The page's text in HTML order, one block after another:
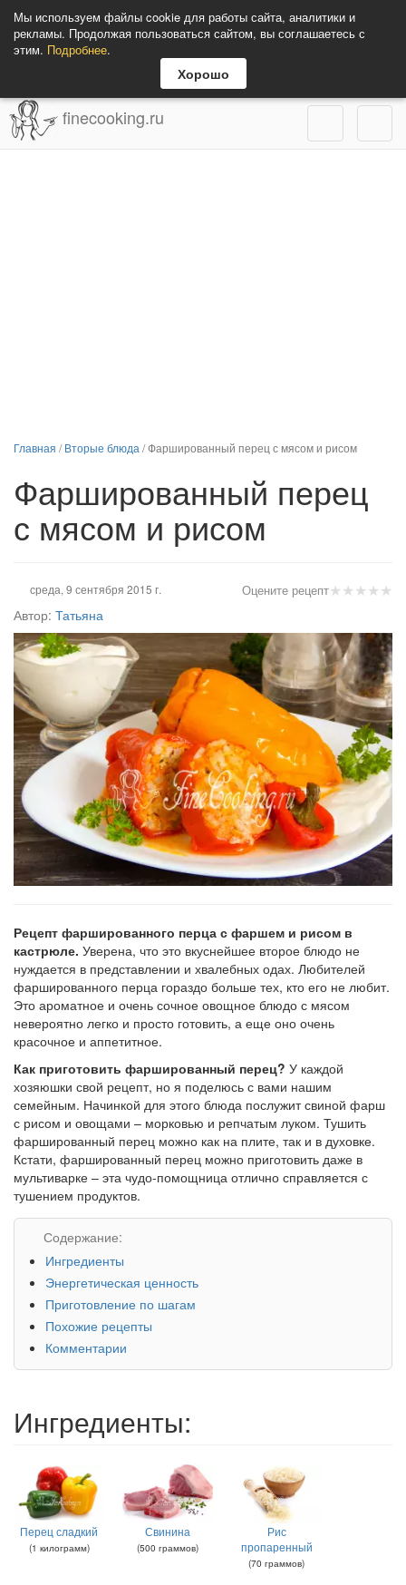
Мы используем файлы cookie для работы сайта, аналитики и
рекламы. Продолжая пользоваться сайтом, вы соглашаетесь с
этим. Подробнее.
Хорошо
finecooking.ru
Главная /Вторые блюда /Фаршированный перец с мясом и рисом
Фаршированный перец
с мясом и рисом
★★★★★
Оцените рецепт
среда, 9 сентября 2015 г.
Автор: Татьяна
Рецепт фаршированного перца с фаршем и рисом в
кастрюле. Уверена, что это вкуснейшее второе блюдо не
нуждается в представлении и хвалебных одах. Любителей
фаршированного перца гораздо больше тех, кто его не любит.
Это ароматное и очень сочное овощное блюдо с мясом
невероятно легко и просто готовить, а еще оно очень
красочное и аппетитное.
Как приготовить фаршированный перец? У каждой
хозяюшки свой рецепт, но я поделюсь с вами нашим
семейным. Начинкой для этого блюда послужит свиной фарш
с рисом и овощами – морковью и репчатым луком. Тушить
фаршированный перец можно как на плите, так и в духовке.
Кстати, фаршированный перец можно приготовить даже в
мультиварке – эта чудо-помощница отлично справляется с
тушением продуктов.
Содержание:
Ингредиенты
Энергетическая ценность
Приготовление по шагам
Похожие рецепты
Комментарии
Ингредиенты:
Перец сладкий
(1 килограмм)
Свинина
(500 граммов)
Рис
пропаренный
(70 граммов)